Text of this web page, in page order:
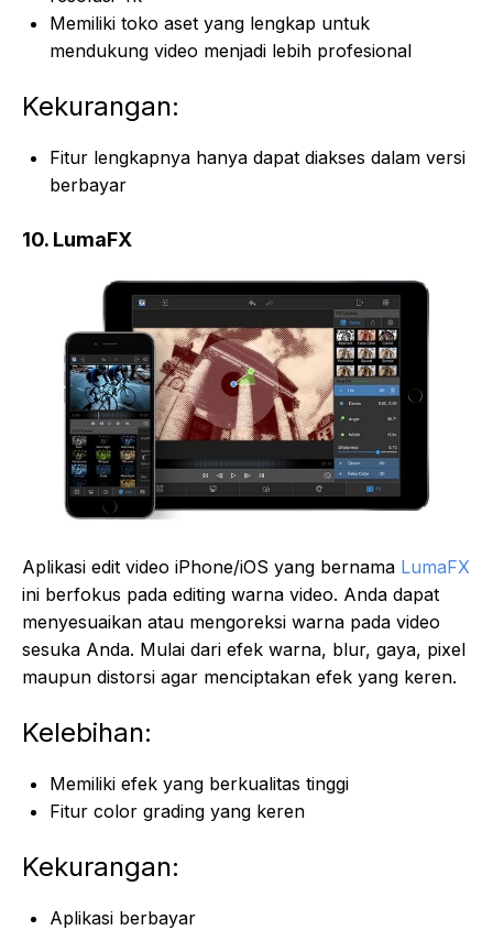
Memiliki toko aset yang lengkap untuk
mendukung video menjadi lebih profesional
Kekurangan:
Fitur lengkapnya hanya dapat diakses dalam versi
berbayar
10. LumaFX
Aplikasi edit video iPhone/iOS yang bernama LumaFX
ini berfokus pada editing warna video. Anda dapat
menyesuaikan atau mengoreksi warna pada video
sesuka Anda. Mulai dari efek warna, blur, gaya, pixel
maupun distorsi agar menciptakan efek yang keren.
Kelebihan:
Memiliki efek yang berkualitas tinggi
Fitur color grading yang keren
Kekurangan:
Aplikasi berbayar